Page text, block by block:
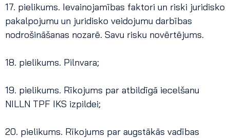
17. pielikums. Ievainojamības faktori un riski juridisko
pakalpojumu un juridisko veidojumu darbības
nodrošināšanas nozarē. Savu risku novērtējums.
18. pielikums. Pilnvara;
19. pielikums. Rīkojums par atbildīgā iecelšanu
NILLN TPF IKS izpildei;
20. pielikums. Rīkojums par augstākās vadības